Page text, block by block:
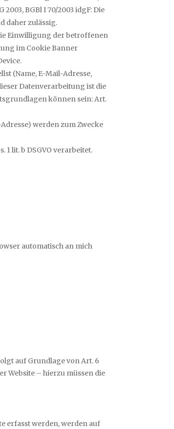
BGBl I 70/2003 idgF: Die
daher zulässig.
Einwilligung der betroffenen
im Cookie Banner
(Name, E-Mail-Adresse,
Datenverarbeitung ist die
können sein: Art.
werden zum Zwecke
lit. b DSGVO verarbeitet.
automatisch an mich
auf Grundlage von Art. 6
Website – hierzu müssen die
erfasst werden, werden auf